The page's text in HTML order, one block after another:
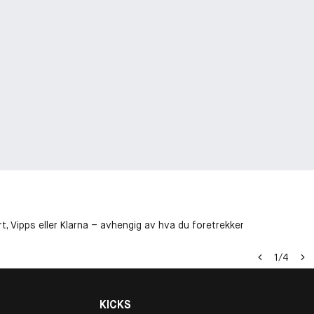
Vipps eller Klarna – avhengig av hva du foretrekker
1/4
KICKS